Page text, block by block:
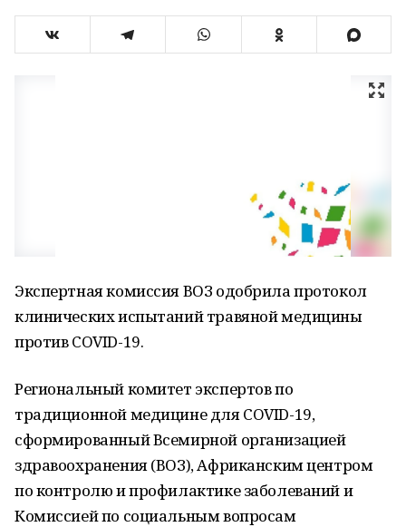
Экспертная комиссия ВОЗ одобрила протокол
клинических испытаний травяной медицины
против COVID-19.
Региональный комитет экспертов по
традиционной медицине для COVID-19,
сформированный Всемирной организацией
здравоохранения (ВОЗ), Африканским центром
по контролю и профилактике заболеваний и
Комиссией по социальным вопросам